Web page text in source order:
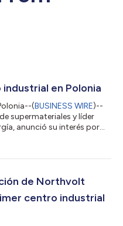
en Polonia
(BUSINESS WIRE)--
supermateriales y líder
anunció su interés por
potenciales alianzas
se construirá alrededor
de Northvolt
centro industrial